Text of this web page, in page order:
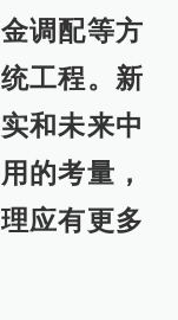
调配等方
工程。新
和未来中
的考量，
应有更多